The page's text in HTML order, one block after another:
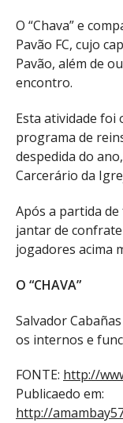
O “Chava” e
Pavão FC, cujo
Pavão, além de
encontro.
Esta atividade foi
programa de
despedida do
Carcerário da
Após a partida
jantar de
jogadores acima
O “CHAVA”
Salvador
os internos e
FONTE: http://
Publicaedo em:
http://